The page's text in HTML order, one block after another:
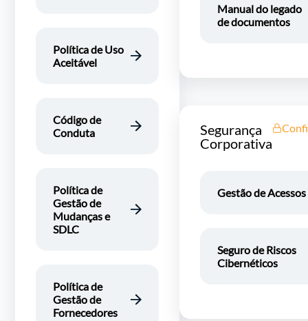
Política de Uso
Aceitável
Código de
Conduta
Política de
Gestão de
Mudanças e
SDLC
Política de
Gestão de
Fornecedores
Manual do legado
de documentos
Segurança
Corporativa
Gestão de Acessos
Seguro de Riscos
Cibernéticos